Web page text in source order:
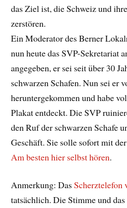
das Ziel ist, die Schweiz und
zerstören.
Ein Moderator des Berner
nun heute das SVP-Sekretariat
angegeben, er sei seit über 30
schwarzen Schafen. Nun sei er
heruntergekommen und habe
Plakat entdeckt. Die SVP
den Ruf der schwarzen Schafe
Geschäft. Sie solle sofort mit
Am besten hier selbst hören.
Anmerkung: DasScherztelefon
tatsächlich. Die Stimme und